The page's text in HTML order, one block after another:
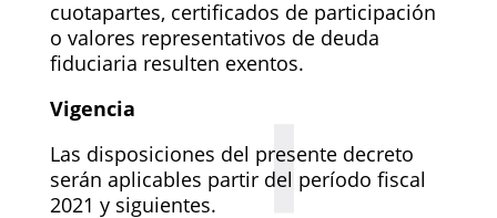
cuotapartes, certificados de participación
o valores representativos de deuda
fiduciaria resulten exentos.
Vigencia
Las disposiciones del presente decreto
serán aplicables partir del período fiscal
2021 y siguientes.